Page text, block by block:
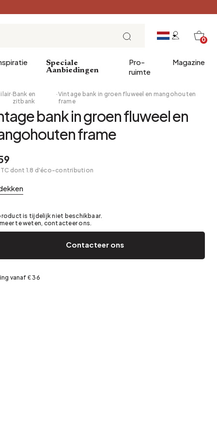
0
Invoer
Eetkamer
Tuin en terras
geschenken
Ontbijt
Brunch
Voorjaarsopslag
Speciale
Aanbiedingen
Pro-
ruimte
Magazine
·Bank en
zitbank
·Vintage bank in groen fluweel en mangohouten
frame
bank in groen fluweel en
frame
dont 1.8 d'éco-contribution
is tijdelijk niet beschikbaar.
te weten, contacteer ons.
Contacteer ons
vanaf € 36